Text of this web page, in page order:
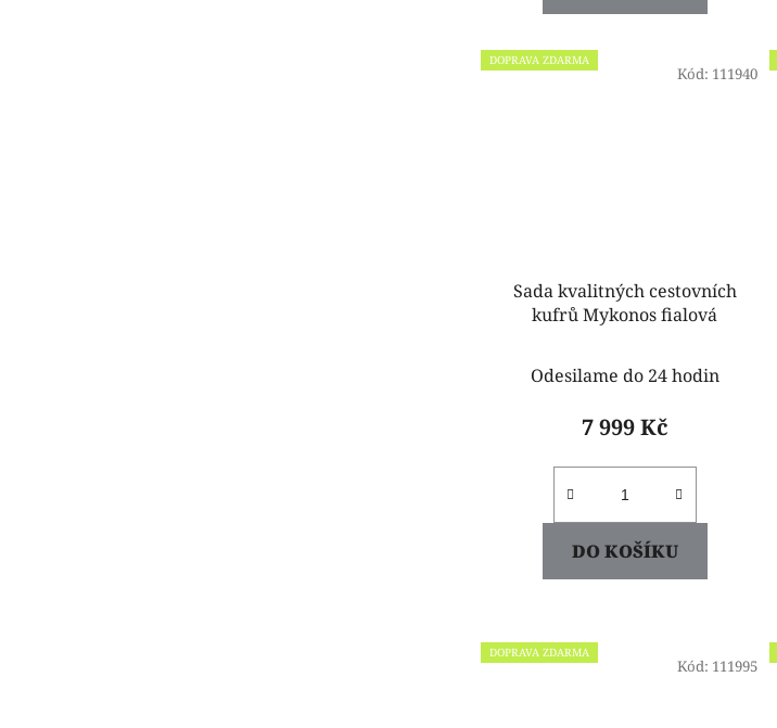
DOPRAVA ZDARMA
Sada kvalitných cestovních
kufrů Mykonos fialová
Odesilame do 24 hodin
7 999 Kč
DO KOŠÍKU
Kód: 111940
DOPRAVA ZDARMA
Kód: 111995